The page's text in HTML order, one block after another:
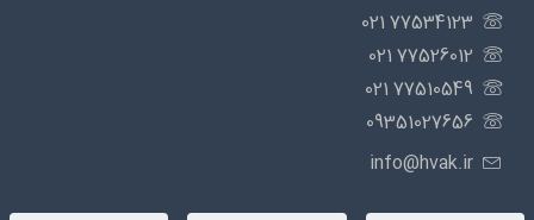
77534123 021
77526012 021
77510549 021
09351027656
info@hvak.ir